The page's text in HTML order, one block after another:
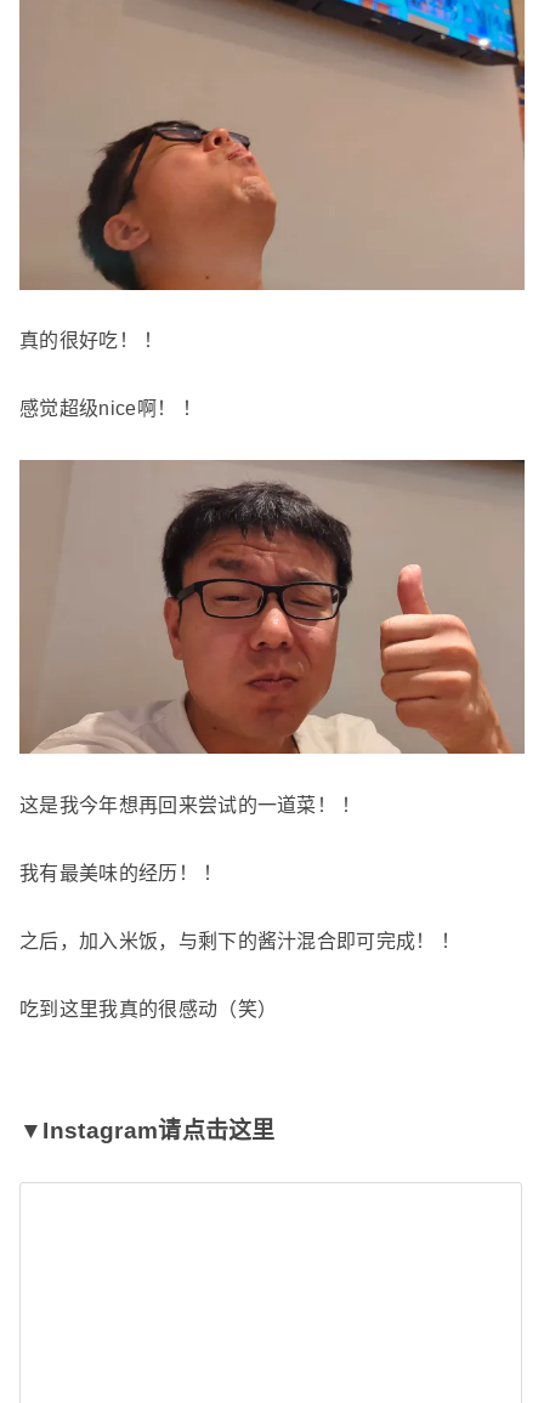
真的很好吃！ ！
感觉超级nice啊！ ！
这是我今年想再回来尝试的一道菜！ ！
我有最美味的经历！ ！
之后，加入米饭，与剩下的酱汁混合即可完成！ ！
吃到这里我真的很感动（笑）
▼Instagram请点击这里